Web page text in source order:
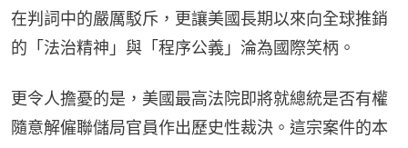
在判詞中的嚴厲駁斥，更讓美國長期以來向全球推銷
的「法治精神」與「程序公義」淪為國際笑柄。
更令人擔憂的是，美國最高法院即將就總統是否有權
隨意解僱聯儲局官員作出歷史性裁決。這宗案件的本